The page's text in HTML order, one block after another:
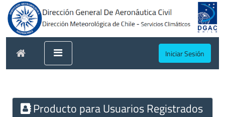
Iniciar Sesión
Producto para Usuarios Registrados